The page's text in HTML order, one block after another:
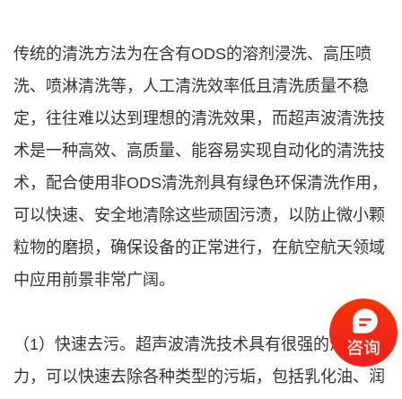
传统的清洗方法为在含有ODS的溶剂浸洗、高压喷
洗、喷淋清洗等，人工清洗效率低且清洗质量不稳
定，往往难以达到理想的清洗效果，而超声波清洗技
术是一种高效、高质量、能容易实现自动化的清洗技
术，配合使用非ODS清洗剂具有绿色环保清洗作用，
可以快速、安全地清除这些顽固污渍，以防止微小颗
粒物的磨损，确保设备的正常进行，在航空航天领域
中应用前景非常广阔。
（1）快速去污。超声波清洗技术具有很强的清洗能
力，可以快速去除各种类型的污垢，包括乳化油、润